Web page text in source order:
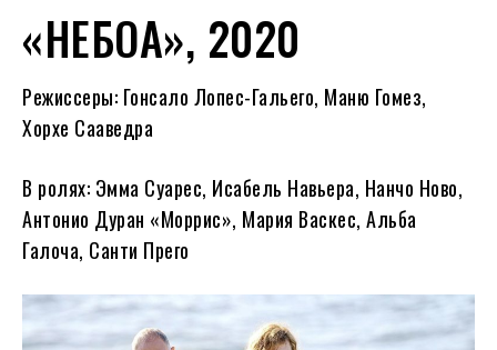
«НЕБОА», 2020
Режиссеры: Гонсало Лопес-Гальего, Маню Гомез,
Хорхе Сааведра
В ролях: Эмма Суарес, Исабель Навьера, Нанчо Ново,
Антонио Дуран «Моррис», Мария Васкес, Альба
Галоча, Санти Прего